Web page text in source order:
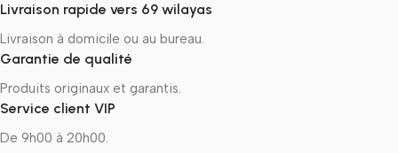
Livraison rapide vers 69 wilayas
Livraison à domicile ou au bureau.
Garantie de qualité
Produits originaux et garantis.
Service client VIP
De 9h00 à 20h00.